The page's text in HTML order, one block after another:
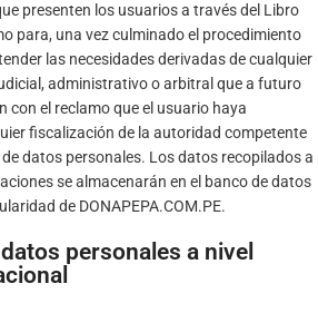
presenten los usuarios a través del Libro
para, una vez culminado el procedimiento
las necesidades derivadas de cualquier
administrativo o arbitral que a futuro
con el reclamo que el usuario haya
fiscalización de la autoridad competente
datos personales. Los datos recopilados a
se almacenarán en el banco de datos
de DONAPEPA.COM.PE.
personales a nivel